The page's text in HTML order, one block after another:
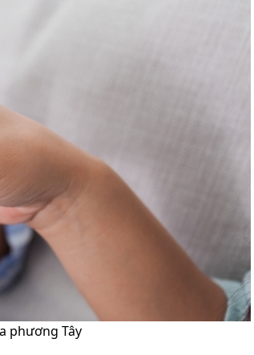
phương Tây